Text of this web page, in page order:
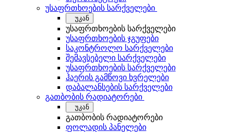
უსაფრთხოების სარქველები
უკან
უსაფრთხოების სარქველები
უსაფრთხოების ჯგუფები
საკონტროლო სარქველები
შემავსებელი სარქველები
უსაფრთხოების სარქველები
ჰაერის გამწოვი ხვრელები
დაბალანსების სარქველები
გათბობის რადიატორები
უკან
გათბობის რადიატორები
ფოლადის პანელები